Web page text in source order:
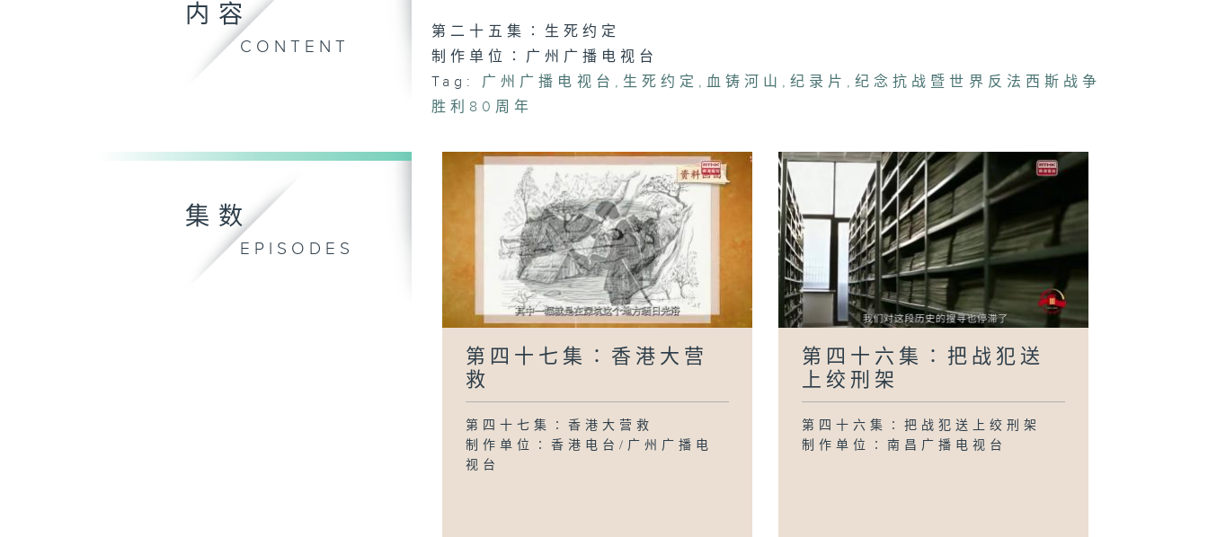
第四十集∶三灶大
屠杀
第三十九集∶喋血
东江
第三十八集∶寻访
日本八路
内容
CONTENT
第二十五集∶生死约定
制作单位∶广州广播电视台
Tag:
广州广播电视台 , 生死约定 , 血铸河山 ,纪录片 ,纪念抗战暨世界反法西斯战争
胜利80周年
集数
EPISODES
第四十七集∶香港大营
救
第四十七集∶香港大营救
制作单位∶香港电台/广州广播电
视台
第四十六集∶把战犯送
上绞刑架
第四十六集∶把战犯送上绞刑架
制作单位∶南昌广播电视台